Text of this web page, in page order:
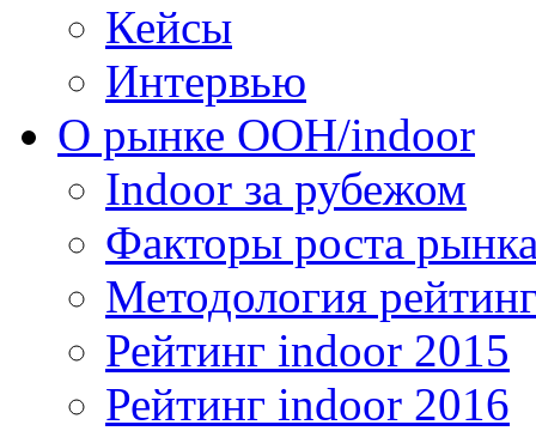
Кейсы
Интервью
О рынке OOH/indoor
Indoor за рубежом
Факторы роста
Методология
Рейтинг indoor 2015
Рейтинг indoor 2016